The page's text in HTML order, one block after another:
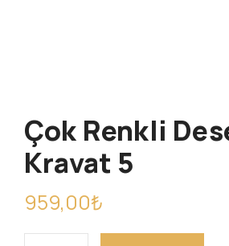
Çok Renkli
Kravat 5
959,00₺